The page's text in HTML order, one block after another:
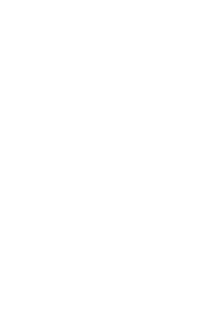
了承ください。
をご了承くださ
御機器販売店・
ようお願いしま
にご登録され
社の共同利用者
とをご了承くだ
です。
ず変更すること
1000ppm以下、
下、フタル酸ジブチ
) : 1000ppm、
、
ない年数を意
貨物等」とい
可)を取得する
これらの製造装
通知します。
、取り引きをい
ムロン制御